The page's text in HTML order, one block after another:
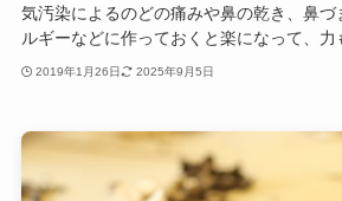
気汚染によるのどの痛みや鼻の乾き、鼻
ルギーなどに作っておくと楽になって、
2019年1月26日 2025年9月5日